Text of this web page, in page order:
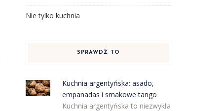
Nie tylko kuchnia
SPRAWDŹ TO
Kuchnia argentyńska: asado,
empanadas i smakowe tango
Kuchnia argentyńska to niezwykła